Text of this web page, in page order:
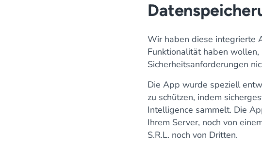
Wir haben diese integrierte
Funktionalität haben
Sicherheitsanforderungen
Die App wurde speziell
zu schützen, indem
Intelligence sammelt. Die
Ihrem Server, noch von
S.R.L. noch von Dritten.